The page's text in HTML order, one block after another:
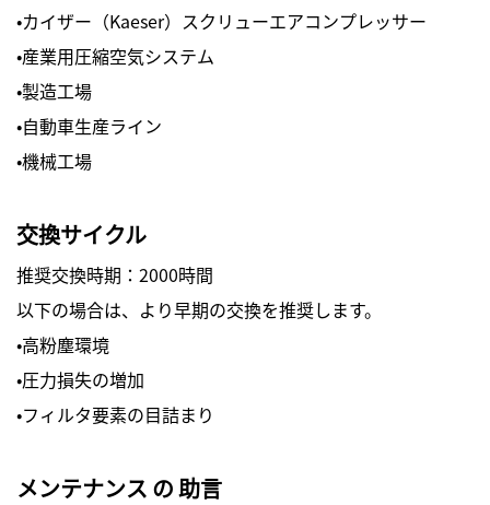
・カイザー（Kaeser）スクリューエアコンプレッサー
・産業用圧縮空気システム
・製造工場
・自動車生産ライン
・機械工場
交換サイクル
推奨交換時期：2000時間
以下の場合は、より早期の交換を推奨します。
・高粉塵環境
・圧力損失の増加
・フィルタ要素の目詰まり
メンテナンス の 助言